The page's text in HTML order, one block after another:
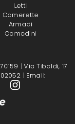
Letti
Camerette
Armadi
Comodini
|Via Tibaldi, 17
| Email: